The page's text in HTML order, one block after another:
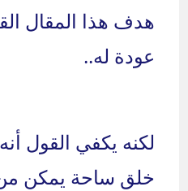
هدف هذا المقال
عودة له..
لكنه يكفي القول
خلق ساحة يمكن من